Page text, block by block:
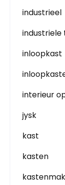
industrieel
industriele
inloopkast
interieur
jysk
kast
kasten